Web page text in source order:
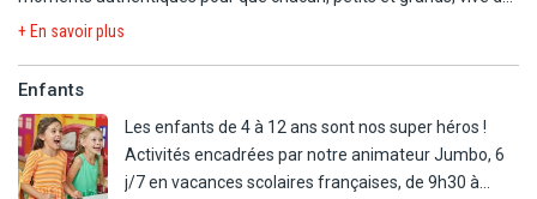
- Terrain de pétanque
- Canoë
IMPORTANT :
La plage et toutes les installations qui vont avec
seront installées à partir de début mai (selon conditions
belles vacances selon ses envies. Tournois sportifs, moments
divertissantes...
séjour le petit plus que vous attendiez !
+ En savoir plus
Enfants
Les enfants de 4 à 12 ans sont nos super héros !
Activités encadrées par notre animateur Jumbo, 6
j/7 en vacances scolaires françaises, de 9h30 à